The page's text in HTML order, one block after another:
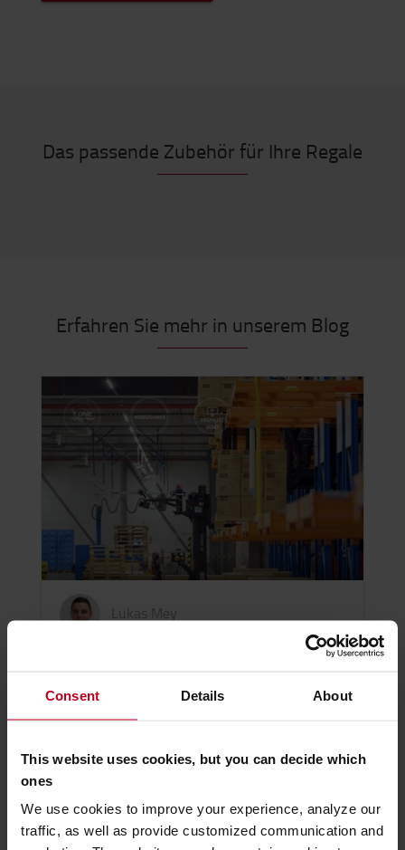
Consent Details About
This website uses cookies, but you can decide which
ones
We use cookies to improve your experience, analyze our
traffic, as well as provide customized communication and
Das passende Zubehör für Ihre Regale
Erfahren Sie mehr in unserem Blog
Lukas Mey
effizient meistern – und wie
Highlite ...
denken viele Unternehmen zunächst an